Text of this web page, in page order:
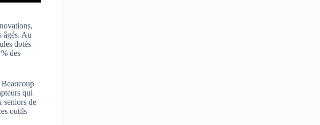
âgés. Au
dotés
des
Beaucoup
qui
seniors de
outils